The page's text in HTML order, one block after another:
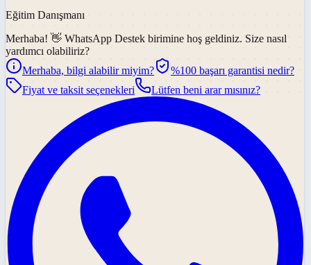
Eğitim Danışmanı
Merhaba! 👋 WhatsApp Destek birimine hoş geldiniz. Size nasıl
yardımcı olabiliriz?
Merhaba, bilgi alabilir miyim?
%100 başarı garantisi nedir?
Fiyat ve taksit seçenekleri
Lütfen beni arar mısınız?